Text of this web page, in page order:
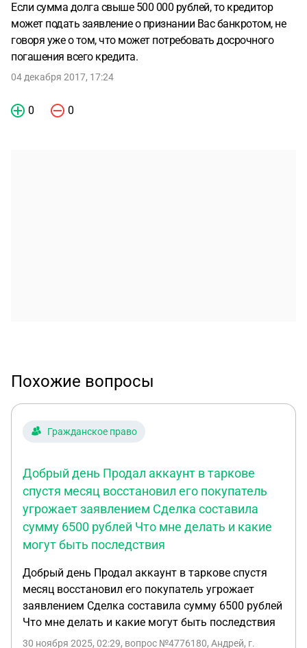
Если сумма долга свыше 500 000 рублей, то кредитор
может подать заявление о признании Вас банкротом, не
говоря уже о том, что может потребовать досрочного
погашения всего кредита.
04 декабря 2017, 17:24
0 0
Похожие вопросы
Гражданское право
Добрый день Продал аккаунт в таркове
спустя месяц восстановил его покупатель
угрожает заявлением Сделка составила
сумму 6500 рублей Что мне делать и какие
могут быть последствия
Добрый день Продал аккаунт в таркове спустя
месяц восстановил его покупатель угрожает
заявлением Сделка составила сумму 6500 рублей
Что мне делать и какие могут быть последствия
30 ноября 2025, 02:29, вопрос №4776180, Андрей, г.